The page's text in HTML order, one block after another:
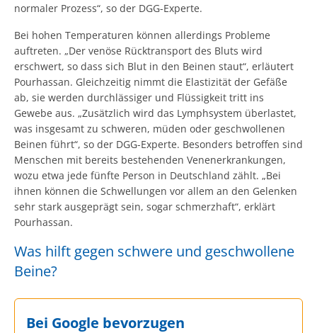
normaler Prozess“, so der DGG-Experte.
Bei hohen Temperaturen können allerdings Probleme
auftreten. „Der venöse Rücktransport des Bluts wird
erschwert, so dass sich Blut in den Beinen staut“, erläutert
Pourhassan. Gleichzeitig nimmt die Elastizität der Gefäße
ab, sie werden durchlässiger und Flüssigkeit tritt ins
Gewebe aus. „Zusätzlich wird das Lymphsystem überlastet,
was insgesamt zu schweren, müden oder geschwollenen
Beinen führt“, so der DGG-Experte. Besonders betroffen sind
Menschen mit bereits bestehenden Venenerkrankungen,
wozu etwa jede fünfte Person in Deutschland zählt. „Bei
ihnen können die Schwellungen vor allem an den Gelenken
sehr stark ausgeprägt sein, sogar schmerzhaft“, erklärt
Pourhassan.
Was hilft gegen schwere und geschwollene
Beine?
Bei Google bevorzugen